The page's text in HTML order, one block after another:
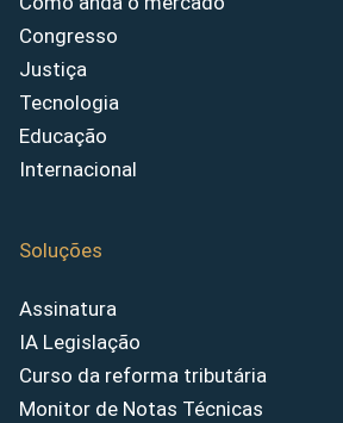
Congresso
Justiça
Tecnologia
Educação
Internacional
Soluções
Assinatura
IA Legislação
Curso da reforma tributária
Monitor de Notas Técnicas